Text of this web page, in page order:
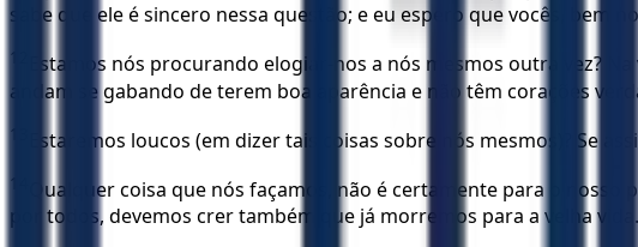
sabe que ele é sincero nessa questão; e eu espero que vocês, bem
12
Estamos nós procurando elogiar-nos a nós mesmos outra vez?
andam se gabando de terem boa aparência e não têm corações
13 Estaremos loucos (em dizer tais coisas sobre nós mesmos)? Se
14
Qualquer coisa que nós façamos, não é certamente para o
por todos, devemos crer também que já morremos para a velha vida.